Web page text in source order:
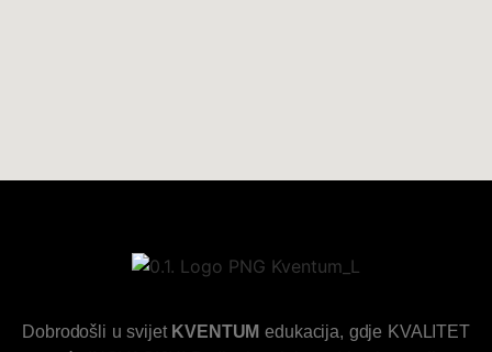
Dobrodošli u svijet KVENTUM edukacija, gdje KVALITET